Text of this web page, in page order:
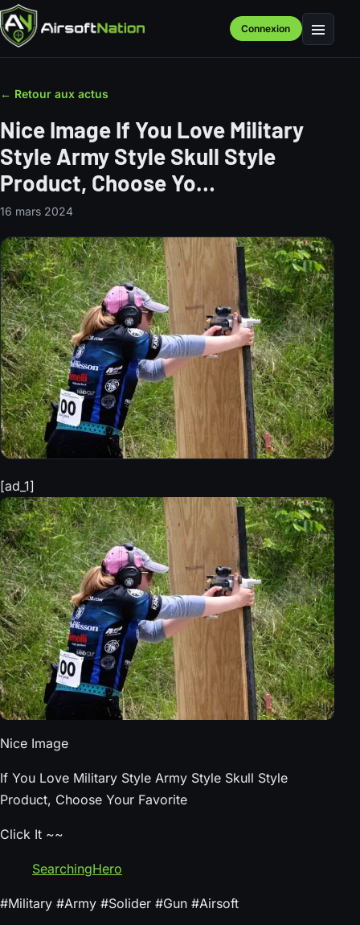
Connexion Menu
← Retour aux actus
Nice Image If You Love Military
Style Army Style Skull Style
Product, Choose Yo…
16 mars 2024
[ad_1]
Nice Image
If You Love Military Style Army Style Skull Style
Product, Choose Your Favorite
Click It ~~
SearchingHero
#Military #Army #Solider #Gun #Airsoft